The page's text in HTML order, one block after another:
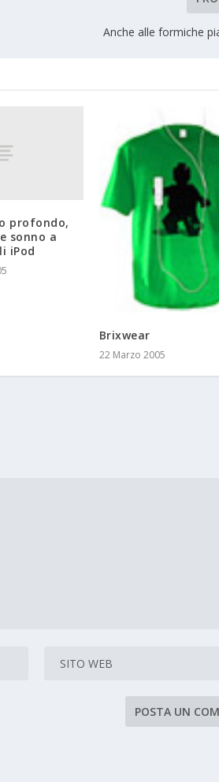
Anche alle formiche
profondo,
sonno a
iPod
Brixwear
22 Marzo 2005